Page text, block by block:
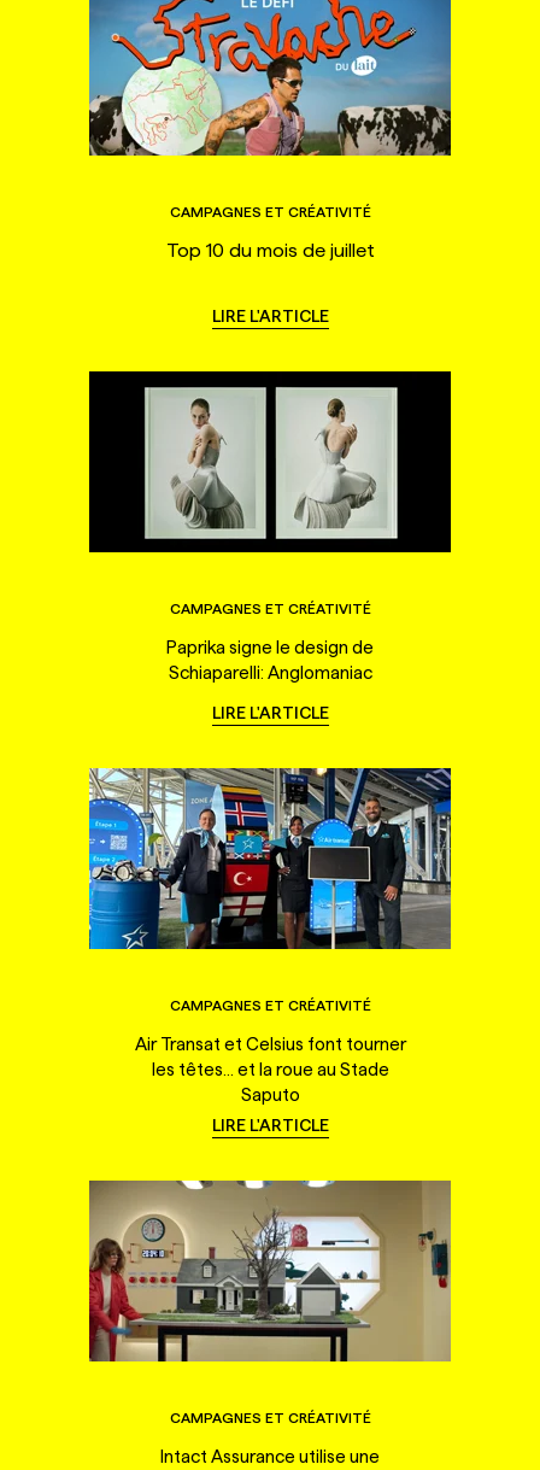
CAMPAGNES ET CRÉATIVITÉ
Top 10 du mois de juillet
LIRE L'ARTICLE
CAMPAGNES ET CRÉATIVITÉ
Paprika signe le design de
Schiaparelli: Anglomaniac
LIRE L'ARTICLE
CAMPAGNES ET CRÉATIVITÉ
Air Transat et Celsius font tourner
les têtes... et la roue au Stade
Saputo
LIRE L'ARTICLE
CAMPAGNES ET CRÉATIVITÉ
Intact Assurance utilise une